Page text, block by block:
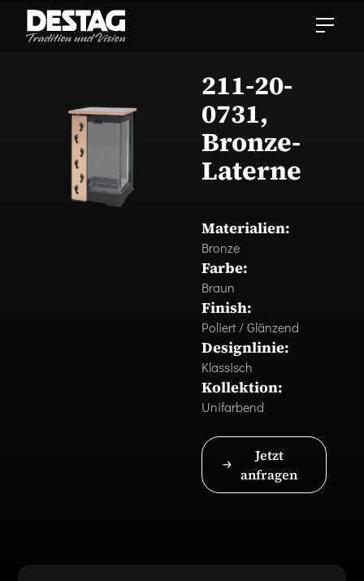
211-20-
0731,
Bronze-
Laterne
Materialien:
Bronze
Farbe:
Braun
Finish:
Poliert / Glänzend
Designlinie:
Klassisch
Kollektion:
Unifarbend
Jetzt
anfragen